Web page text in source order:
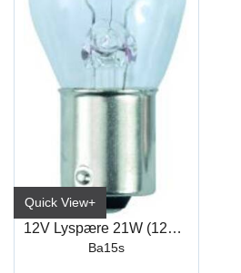
Quick View+
12V Lyspære 21W (12498)
Ba15s